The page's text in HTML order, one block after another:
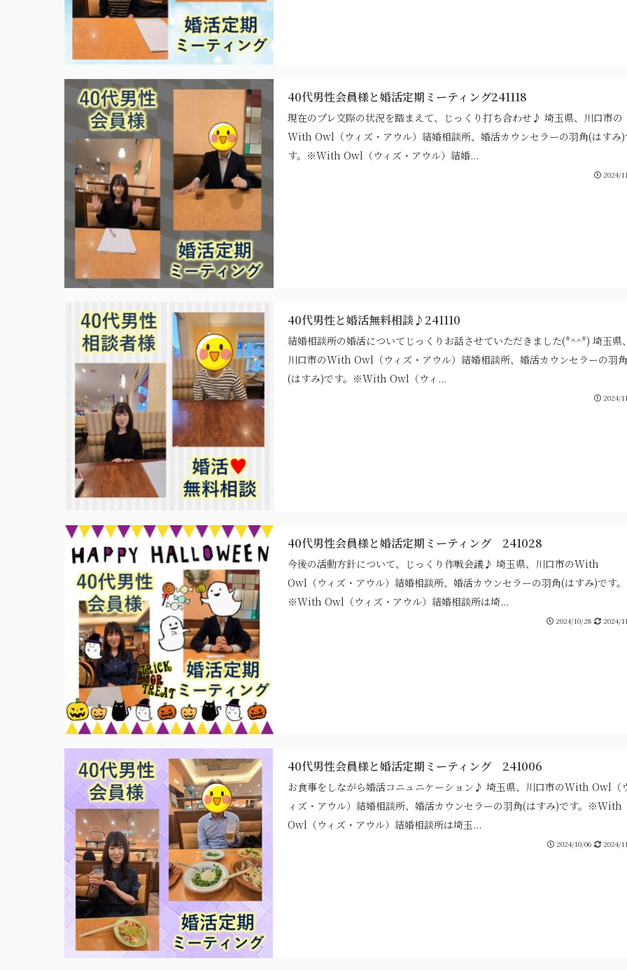
40代男性会員様と婚活定期ミーティング241118
現在のプレ交際の状況を踏まえて、じっくり打ち合わせ♪ 埼玉県、川口市の
With Owl（ウィズ・アウル）結婚相談所、婚活カウンセラーの羽角(はすみ)
す。※With Owl（ウィズ・アウル）結婚...
2024/
40代男性と婚活無料相談♪241110
結婚相談所の婚活についてじっくりお話させていただきました(*^^*) 埼玉県、
川口市のWith Owl（ウィズ・アウル）結婚相談所、婚活カウンセラーの羽角
(はすみ)です。※With Owl（ウィ...
2024/
40代男性会員様と婚活定期ミーティング 241028
今後の活動方針について、じっくり作戦会議♪ 埼玉県、川口市のWith
Owl（ウィズ・アウル）結婚相談所、婚活カウンセラーの羽角(はすみ)です。
※With Owl（ウィズ・アウル）結婚相談所は埼...
2024/10/28 2024/
40代男性会員様と婚活定期ミーティング 241006
お食事をしながら婚活コニュニケーション♪ 埼玉県、川口市のWith Owl（
ィズ・アウル）結婚相談所、婚活カウンセラーの羽角(はすみ)です。※With
Owl（ウィズ・アウル）結婚相談所は埼玉...
2024/10/06 2024/